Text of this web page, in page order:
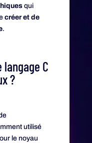
qui
créer et de
.
langage C
?
utilisé
le noyau